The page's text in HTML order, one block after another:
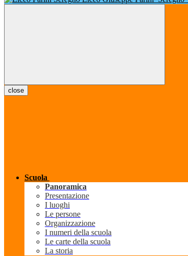
close
Scuola
Panoramica
Presentazione
I luoghi
Le persone
Organizzazione
I numeri della scuola
Le carte della scuola
La storia